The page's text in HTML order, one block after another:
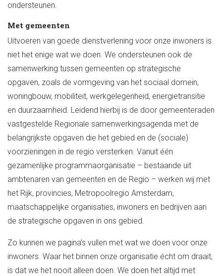
ondersteunen.
Met gemeenten
Uitvoeren van goede dienstverlening voor onze inwoners is
niet het enige wat we doen. We ondersteunen ook de
samenwerking tussen gemeenten op strategische
opgaven, zoals de vormgeving van het sociaal domein,
woningbouw, mobiliteit, werkgelegenheid, energietransitie
en duurzaamheid. Leidend hierbij is de door gemeenteraden
vastgestelde Regionale samenwerkingsagenda met de
belangrijkste opgaven die het gebied en de (sociale)
voorzieningen in de regio versterken. Vanuit één
gezamenlijke programmaorganisatie – bestaande uit
ambtenaren van gemeenten en de Regio – werken wij met
het Rijk, provincies, Metropoolregio Amsterdam,
maatschappelijke organisaties, inwoners en bedrijven aan
de strategische opgaven in ons gebied.
Zo kunnen we pagina’s vullen met wat we doen voor onze
inwoners. Waar het binnen onze organisatie écht om draait,
is dat we het nooit alleen doen. We doen het altijd met